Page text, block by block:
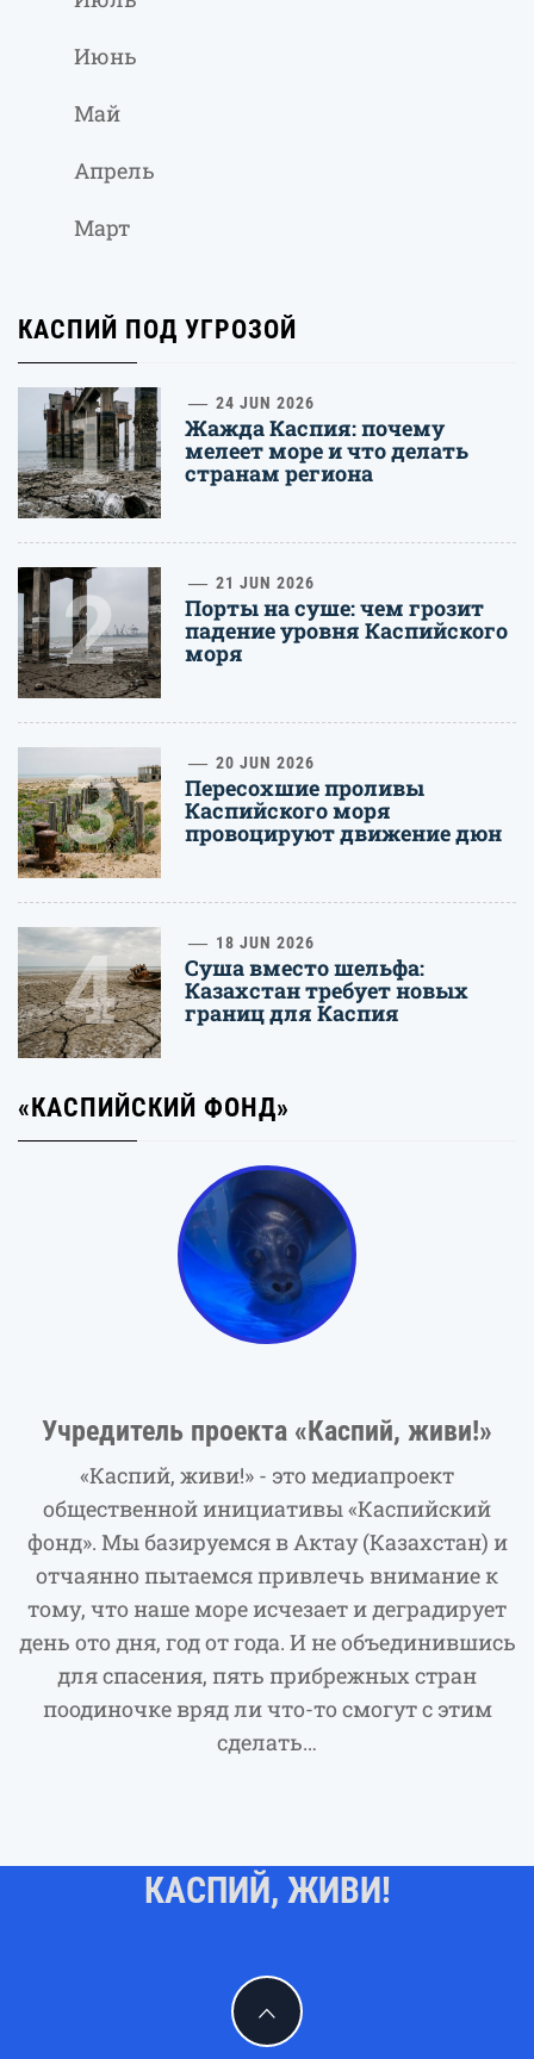
Июнь
Май
Апрель
Март
КАСПИЙ ПОД УГРОЗОЙ
1 24 JUN 2026
Жажда Каспия: почему
мелеет море и что делать
странам региона
2 21 JUN 2026
Порты на суше: чем грозит
падение уровня Каспийского
моря
3 20 JUN 2026
Пересохшие проливы
Каспийского моря
провоцируют движение дюн
4 18 JUN 2026
Суша вместо шельфа:
Казахстан требует новых
границ для Каспия
«КАСПИЙСКИЙ ФОНД»
Учредитель проекта «Каспий, живи!»
«Каспий, живи!» - это медиапроект
общественной инициативы «Каспийский
фонд». Мы базируемся в Актау (Казахстан) и
отчаянно пытаемся привлечь внимание к
тому, что наше море исчезает и деградирует
день ото дня, год от года. И не объединившись
для спасения, пять прибрежных стран
поодиночке вряд ли что-то смогут с этим
сделать…
КАСПИЙ, ЖИВИ!